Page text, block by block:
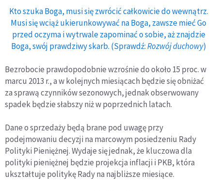
Kto szuka Boga, musi się zwrócić całkowicie do wewnątrz.
Musi się wciąż ukierunkowywać na Boga, zawsze mieć Go
przed oczyma i wytrwale zapominać o sobie, aż znajdzie
Boga, swój prawdziwy skarb. (Sprawdź:Rozwój duchowy)
Bezrobocie prawdopodobnie wzrośnie do około 15 proc. w
marcu 2013 r., a w kolejnych miesiącach będzie się obniżać
za sprawą czynników sezonowych, jednak obserwowany
spadek będzie słabszy niż w poprzednich latach.
Dane o sprzedaży będą brane pod uwagę przy
podejmowaniu decyzji na marcowym posiedzeniu Rady
Polityki Pieniężnej. Wydaje się jednak, że kluczowa dla
polityki pieniężnej będzie projekcja inflacji i PKB, która
ukształtuje politykę Rady na najbliższe miesiące.